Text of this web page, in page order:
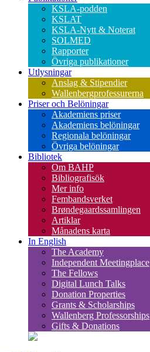
KSLA-podden
KSLAT
KSLA-Nytt & Noterat
SOLMED
Rapporter
Övriga publikationer
Utlysningar
Anslag & Stipendier
Wallenbergprofessurerna
Priser och Belöningar
Akademiens priser
Akademiens belöningar
Regionala belöningar
Övriga belöningar
Bibliotek
Om BAHP
Bibliografisök
Mer info
Fembandsverket
Brøndegaardssamlingen
Artiklar
Månadens karta
In English
The Academy
Independent Meetingplace
The Fellows
Digital Lunch Talks
Donation Properties
Grants & Scholarships
Wallenberg Professorships
Gifts & Donations